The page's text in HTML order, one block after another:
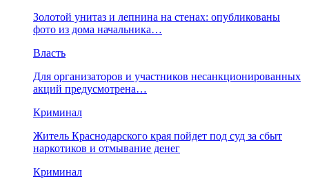
​Золотой унитаз и лепнина на стенах: опубликованы
фото из дома начальника…
Власть
Для организаторов и участников несанкционированных
акций предусмотрена…
Криминал
Житель Краснодарского края пойдет под суд за сбыт
наркотиков и отмывание денег
Криминал